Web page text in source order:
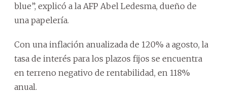
blue”, explicó a la AFP Abel Ledesma, dueño de
una papelería.
Con una inflación anualizada de 120% a agosto, la
tasa de interés para los plazos fijos se encuentra
en terreno negativo de rentabilidad, en 118%
anual.